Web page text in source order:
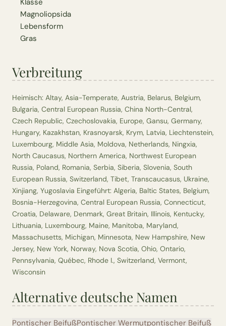
Klasse
Magnoliopsida
Lebensform
Gras
Verbreitung
Heimisch: Altay, Asia-Temperate, Austria, Belarus, Belgium,
Bulgaria, Central European Russia, China North-Central,
Czech Republic, Czechoslovakia, Europe, Gansu, Germany,
Hungary, Kazakhstan, Krasnoyarsk, Krym, Latvia, Liechtenstein,
Luxembourg, Middle Asia, Moldova, Netherlands, Ningxia,
North Caucasus, Northern America, Northwest European
Russia, Poland, Romania, Serbia, Siberia, Slovenia, South
European Russia, Switzerland, Tibet, Transcaucasus, Ukraine,
Xinjiang, Yugoslavia Eingeführt: Algeria, Baltic States, Belgium,
Bosnia-Herzegovina, Central European Russia, Connecticut,
Croatia, Delaware, Denmark, Great Britain, Illinois, Kentucky,
Lithuania, Luxembourg, Maine, Manitoba, Maryland,
Massachusetts, Michigan, Minnesota, New Hampshire, New
Jersey, New York, Norway, Nova Scotia, Ohio, Ontario,
Pennsylvania, Québec, Rhode I., Switzerland, Vermont,
Wisconsin
Alternative deutsche Namen
Pontischer BeifußPontischer Wermutpontischer Beifuß